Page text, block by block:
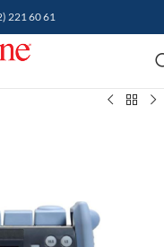
221 60 61